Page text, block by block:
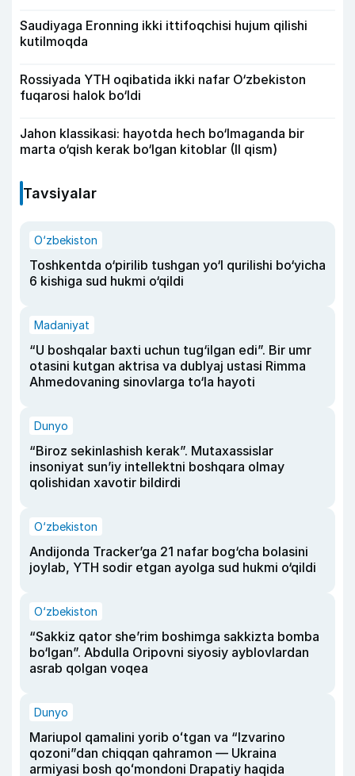
Saudiyaga Eronning ikki ittifoqchisi hujum qilishi
kutilmoqda
Rossiyada YTH oqibatida ikki nafar O‘zbekiston
fuqarosi halok bo‘ldi
Jahon klassikasi: hayotda hech bo‘lmaganda bir
marta o‘qish kerak bo‘lgan kitoblar (II qism)
Tavsiyalar
O‘zbekiston
Toshkentda o‘pirilib tushgan yo‘l qurilishi bo‘yicha
6 kishiga sud hukmi o‘qildi
Madaniyat
“U boshqalar baxti uchun tug‘ilgan edi”. Bir umr
otasini kutgan aktrisa va dublyaj ustasi Rimma
Ahmedovaning sinovlarga to‘la hayoti
Dunyo
“Biroz sekinlashish kerak”. Mutaxassislar
insoniyat sun’iy intellektni boshqara olmay
qolishidan xavotir bildirdi
O‘zbekiston
Andijonda Tracker’ga 21 nafar bog‘cha bolasini
joylab, YTH sodir etgan ayolga sud hukmi o‘qildi
O‘zbekiston
“Sakkiz qator she’rim boshimga sakkizta bomba
bo‘lgan”. Abdulla Oripovni siyosiy ayblovlardan
asrab qolgan voqea
Dunyo
Mariupol qamalini yorib oʻtgan va “Izvarino
qozoni”dan chiqqan qahramon — Ukraina
armiyasi bosh qoʻmondoni Drapatiy haqida